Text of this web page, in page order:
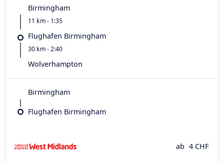
Birmingham
11 km - 1:35
Flughafen Birmingham
30 km - 2:40
Wolverhampton
Birmingham
Flughafen Birmingham
ab 4 CHF